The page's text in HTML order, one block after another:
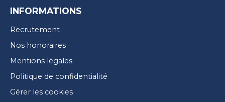
INFORMATIONS
Recrutement
Nos honoraires
Mentions légales
Politique de confidentialité
Gérer les cookies